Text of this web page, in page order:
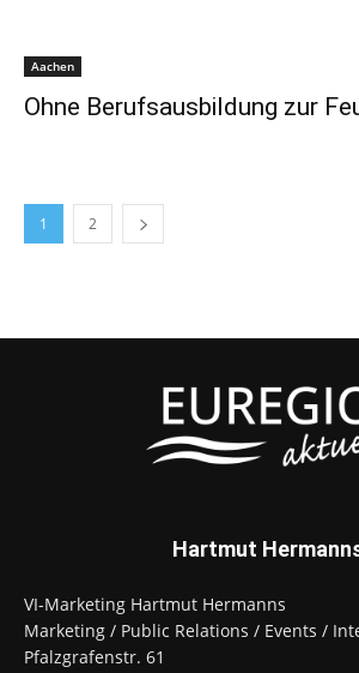
Aachen
Ohne Berufsausbildung zur
1 2
Hartmut
VI-Marketing Hartmut Hermanns
Marketing / Public Relations / Events /
Pfalzgrafenstr. 61